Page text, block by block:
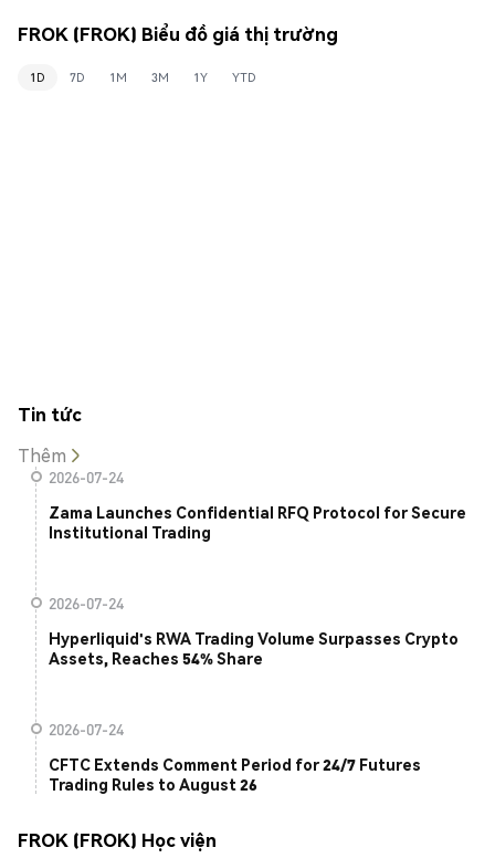
FROK (FROK) Biểu đồ giá thị trường
1D 7D 1M 3M 1Y YTD
Tin tức
Thêm
2026-07-24
Zama Launches Confidential RFQ Protocol for Secure
Institutional Trading
2026-07-24
Hyperliquid's RWA Trading Volume Surpasses Crypto
Assets, Reaches 54% Share
2026-07-24
CFTC Extends Comment Period for 24/7 Futures
Trading Rules to August 26
FROK (FROK) Học viện